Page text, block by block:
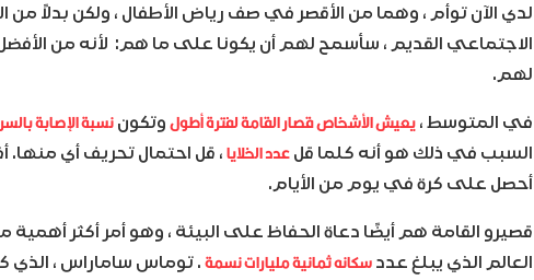
لدي الآن توأم ، وهما من الأقصر في صف رياض الأطفال ، ولكن بدلاً من
الاجتماعي القديم ، سأسمح لهم أن يكونا على ما هم: لأنه من
لهم.
في المتوسط ​​، يعيش الأشخاص قصار القامة لفترة أطول وتكوننسبة الإصابة
السبب في ذلك هو أنه كلما قل عدد الخلايا ، قل احتمال تحريف أي
أحصل على كرة في يوم من الأيام.
قصيرو القامة هم أيضًا دعاة الحفاظ على البيئة ، وهو أمر أكثر
العالم الذي يبلغ عدد سكانه ثمانية مليارات نسمة